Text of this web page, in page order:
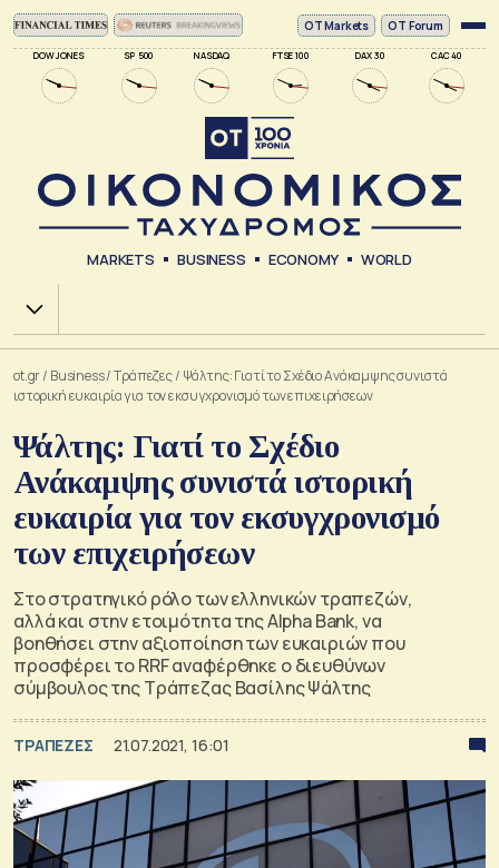
DOW JONES SP 500 NASDAQ FTSE 100 DAX 30 CAC 40
ΟΤ Markets OT Forum
MARKETS BUSINESS ECONOMY WORLD
Χ.Α.
ot.gr/ Business/Τράπεζες/ Ψάλτης: Γιατί το Σχέδιο Ανάκαμψης συνιστά
ιστορική ευκαιρία για τον εκσυγχρονισμό των επιχειρήσεων
Ψάλτης: Γιατί το Σχέδιο
Ανάκαμψης συνιστά ιστορική
ευκαιρία για τον εκσυγχρονισμό
των επιχειρήσεων
Στο στρατηγικό ρόλο των ελληνικών τραπεζών,
αλλά και στην ετοιμότητα της Alpha Bank, να
βοηθήσει στην αξιοποίηση των ευκαιριών που
προσφέρει το RRF αναφέρθηκε ο διευθύνων
σύμβουλος της Τράπεζας Βασίλης Ψάλτης
ΤΡΑΠΕΖΕΣ 21.07.2021, 16:01